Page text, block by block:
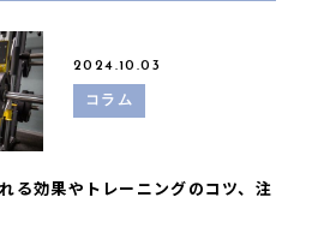
2024.10.03
コラム
る効果やトレーニングのコツ、注